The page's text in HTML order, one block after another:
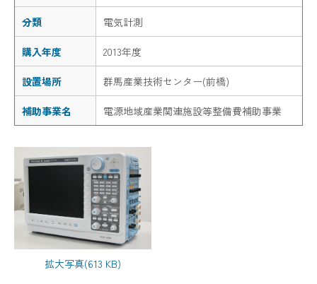
分類 電気計測
購入年度 2013年度
設置場所 群馬産業技術センター(前橋)
補助事業名 電源地域産業関連施設等整備費補助事業
拡大写真(613 KB)